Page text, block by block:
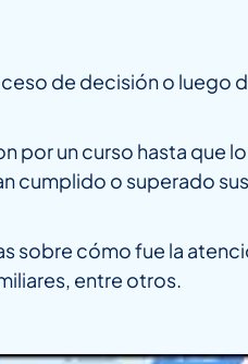
de decisión o luego
por un curso hasta que
cumplido o superado
sobre cómo fue la
entre otros.